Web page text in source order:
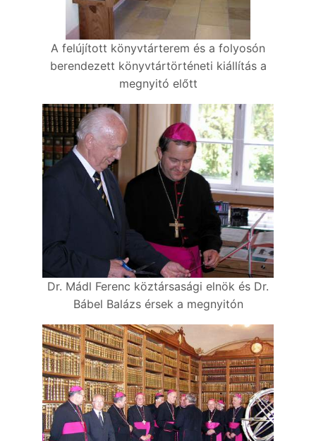
A felújított könyvtárterem és a folyosón
berendezett könyvtártörténeti kiállítás a
megnyitó előtt
Dr. Mádl Ferenc köztársasági elnök és Dr.
Bábel Balázs érsek a megnyitón